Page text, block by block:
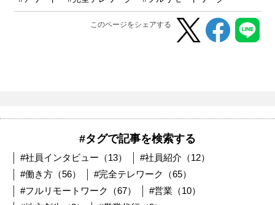
このページをシェアする
#タグで記事を検索する
#社員インタビュー（13）
#社員紹介（12）
#働き方（56）
#完全テレワーク（65）
#フルリモートワーク（67）
#営業（10）